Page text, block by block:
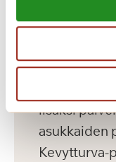
https://palveluiden
sisältyy
tilat, joita
kahvila,
lisäksi
asukkaiden
Kevytturva-